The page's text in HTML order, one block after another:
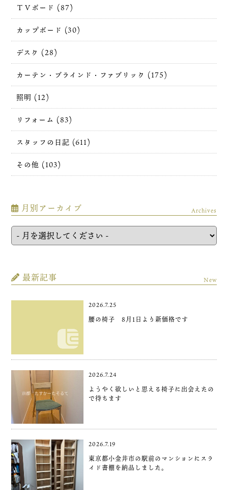
ＴＶボード (87)
カップボード (30)
デスク (28)
カーテン・ブラインド・ファブリック (175)
照明 (12)
リフォーム (83)
スタッフの日記 (611)
その他 (103)
月別アーカイブ Archives
最新記事 New
2026.7.25
腰の椅子 8月1日より新価格です
2026.7.24
ようやく欲しいと思える椅子に出会えたの
で待ちます
2026.7.19
東京都小金井市の駅前のマンションにスラ
イド書棚を納品しました。